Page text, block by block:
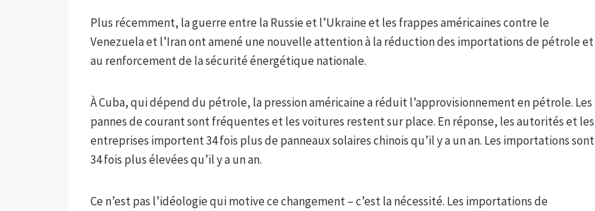
Plus récemment, la guerre entre la Russie et l’Ukraine et les frappes américaines contre le
Venezuela et l’Iran ont amené une nouvelle attention à la réduction des importations de pétrole et
au renforcement de la sécurité énergétique nationale.
À Cuba, qui dépend du pétrole, la pression américaine a réduit l’approvisionnement en pétrole. Les
pannes de courant sont fréquentes et les voitures restent sur place. En réponse, les autorités et les
entreprises importent 34 fois plus de panneaux solaires chinois qu’il y a un an. Les importations sont
34 fois plus élevées qu’il y a un an.
Ce n’est pas l’idéologie qui motive ce changement – ​​c’est la nécessité. Les importations de